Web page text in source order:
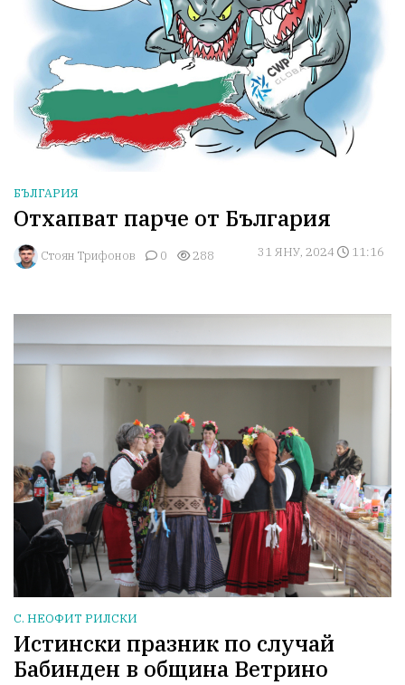
БЪЛГАРИЯ
Отхапват парче от България
Стоян Трифонов 0 288 31 ЯНУ, 2024 11:16
С. НЕОФИТ РИЛСКИ
Истински празник по случай
Бабинден в община Ветрино